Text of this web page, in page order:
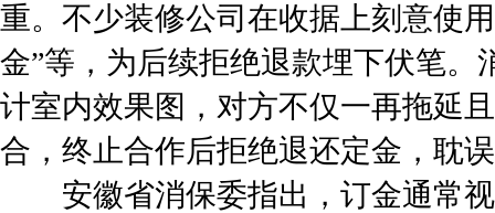
重。不少装修公司在收据上刻意使
金”等，为后续拒绝退款埋下伏笔。
计室内效果图，对方不仅一再拖延
合，终止合作后拒绝退还定金，耽
安徽省消保委指出，订金通常视